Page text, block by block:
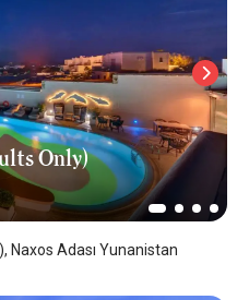
Only)
Naxos Adası Yunanistan